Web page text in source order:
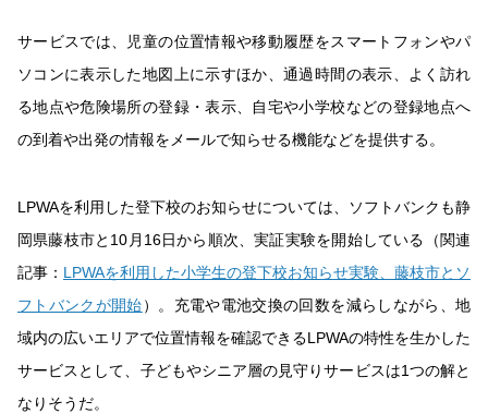
サービスでは、児童の位置情報や移動履歴をスマートフォンやパ
ソコンに表示した地図上に示すほか、通過時間の表示、よく訪れ
る地点や危険場所の登録・表示、自宅や小学校などの登録地点へ
の到着や出発の情報をメールで知らせる機能などを提供する。
LPWAを利用した登下校のお知らせについては、ソフトバンクも静
岡県藤枝市と10月16日から順次、実証実験を開始している（関連
記事： LPWAを利用した小学生の登下校お知らせ実験、藤枝市とソ
フトバンクが開始）。充電や電池交換の回数を減らしながら、地
域内の広いエリアで位置情報を確認できるLPWAの特性を生かした
サービスとして、子どもやシニア層の見守りサービスは1つの解と
なりそうだ。